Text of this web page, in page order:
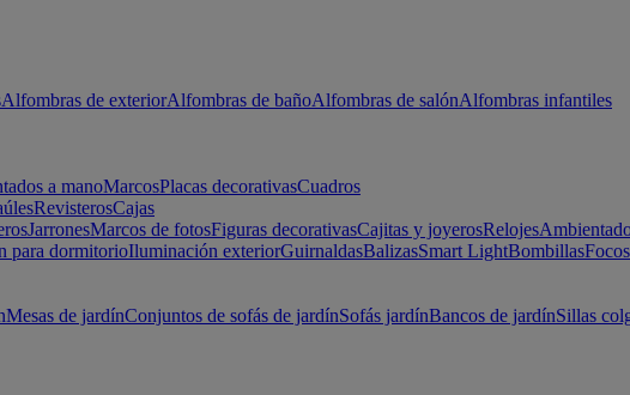
Alfombras de exteriorAlfombras de bañoAlfombras de salónAlfombras infantiles
a manoMarcosPlacas decorativasCuadros
RevisterosCajas
JarronesMarcos de fotosFiguras decorativasCajitas y joyerosRelojes
para dormitorioIluminación exteriorGuirnaldasBalizasSmart LightBombillasFocos
Mesas de jardínConjuntos de sofás de jardínSofás jardínBancos de jardínSillas